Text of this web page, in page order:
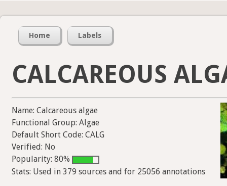
Home Labels
CALCAREOUS
Name: Calcareous algae
Functional Group: Algae
Default Short Code: CALG
Verified: No
Popularity: 80%
Stats: Used in 379 sources and for 25056 annotations